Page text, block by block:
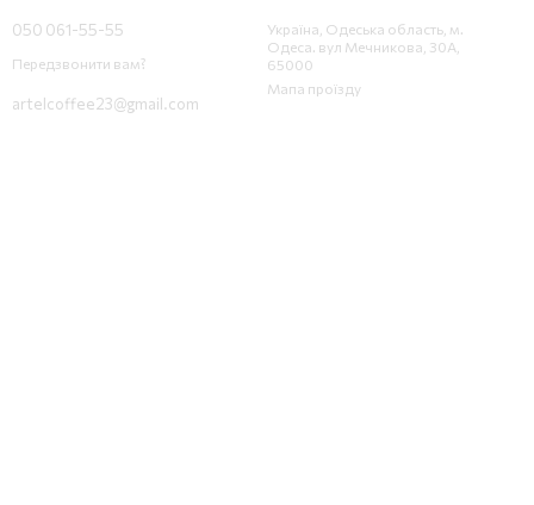
050 061-55-55
Передзвонити вам?
artelcoffee23@gmail.com
Україна, Одеська область, м.
Одеса. вул Мечникова, 30А,
65000
Мапа проїзду